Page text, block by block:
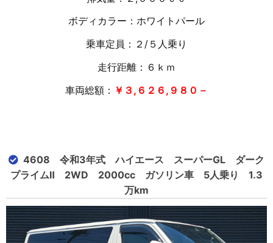
ボディカラー：ホワイトパール
乗車定員：２/５人乗り
走行距離：６ｋｍ
車両総額： ￥３,６２６,９８０－
4608 令和3年式 ハイエース スーパーGL ダーク
プライムⅡ 2WD 2000cc ガソリン車 5人乗り 1.3
万km